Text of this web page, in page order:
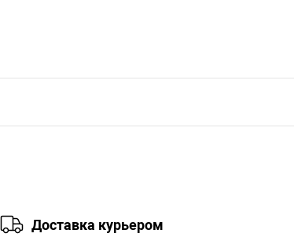
Доставка курьером